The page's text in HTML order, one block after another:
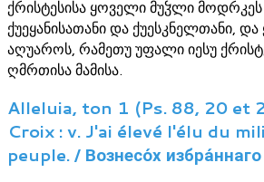
ქრისტესისა ყოველი მუჴლი მოდრკეს
ქუეყანისათანი და ქუესკნელთანი,
აღუაროს, რამეთუ უფალი იესუ
ღმრთისა მამისა.
Alleluia, ton 1 (Ps. 88, 20 et
Croix : v. J'ai élevé l'élu du
peuple. / Вознесо́х